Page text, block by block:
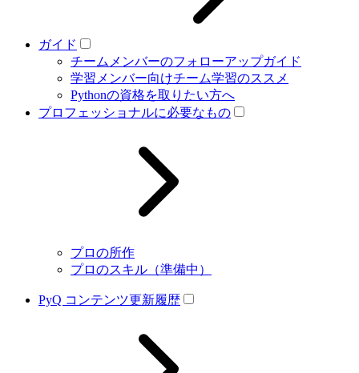
ガイド
チームメンバーのフォローアップガイド
学習メンバー向けチーム学習のススメ
Pythonの資格を取りたい方へ
プロフェッショナルに必要なもの
プロの所作
プロのスキル（準備中）
PyQ コンテンツ更新履歴